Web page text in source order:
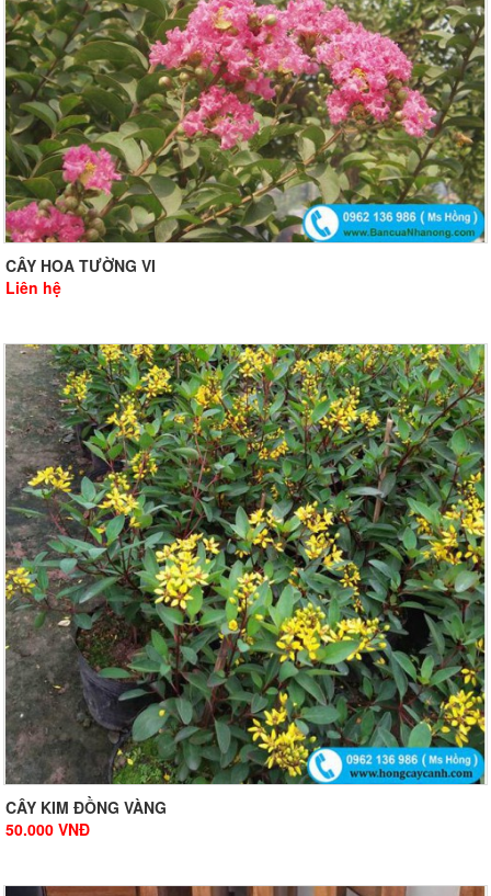
CÂY HOA TƯỜNG VI
Liên hệ
CÂY KIM ĐỒNG VÀNG
50.000 VNĐ